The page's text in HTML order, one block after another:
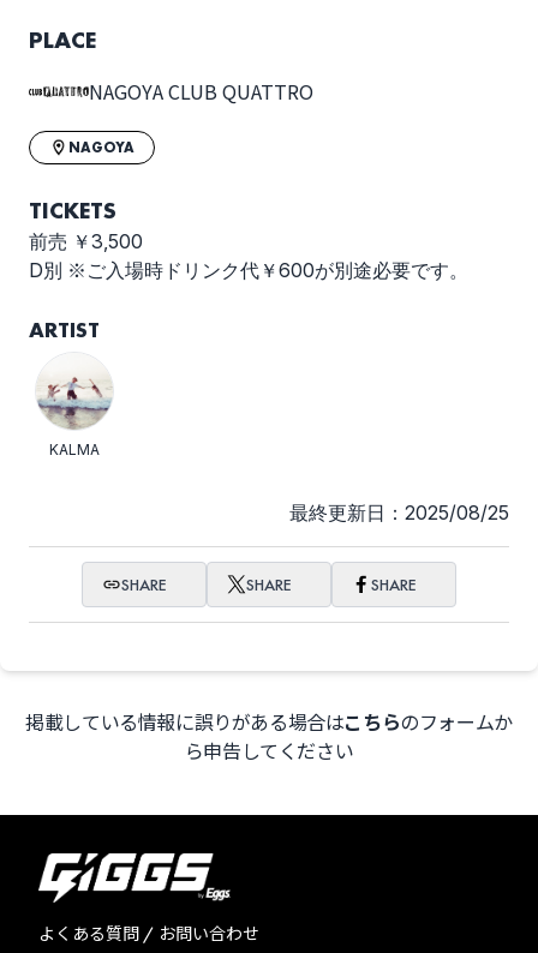
PLACE
NAGOYA CLUB QUATTRO
NAGOYA
TICKETS
前売 ￥3,500
D別 ※ご入場時ドリンク代￥600が別途必要です。
ARTIST
KALMA
最終更新日：2025/08/25
SHARE SHARE SHARE
掲載している情報に誤りがある場合はこちらのフォームか
ら申告してください
よくある質問 / お問い合わせ